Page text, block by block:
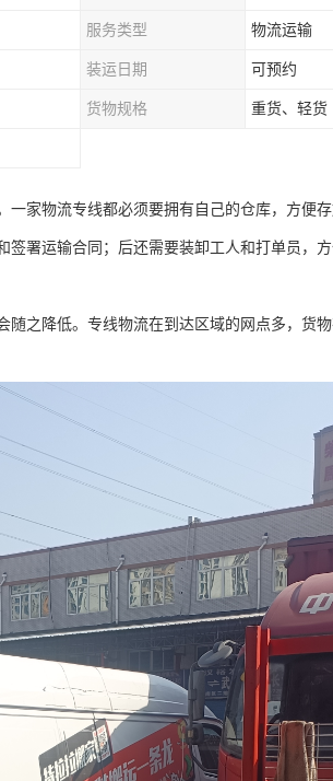
服务类型 物流运输
装运日期 可预约
货物规格 重货、轻货
家物流专线都必须要拥有自己的仓库，方便
署运输合同；后还需要装卸工人和打单员，
之降低。专线物流在到达区域的网点多，货